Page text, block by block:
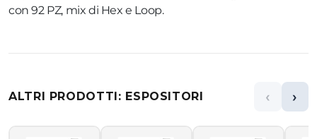
con 92 PZ, mix di Hex e Loop.
ALTRI PRODOTTI: ESPOSITORI ‹ ›